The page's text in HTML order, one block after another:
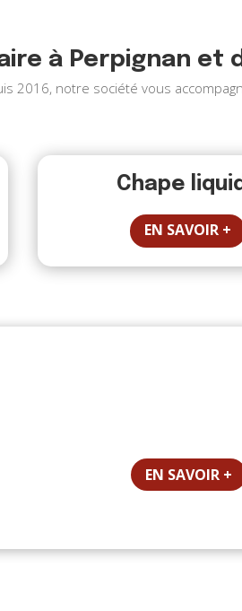
à Perpignan et
2016, notre société vous
Chape
EN SAVOIR +
EN SAVOIR +